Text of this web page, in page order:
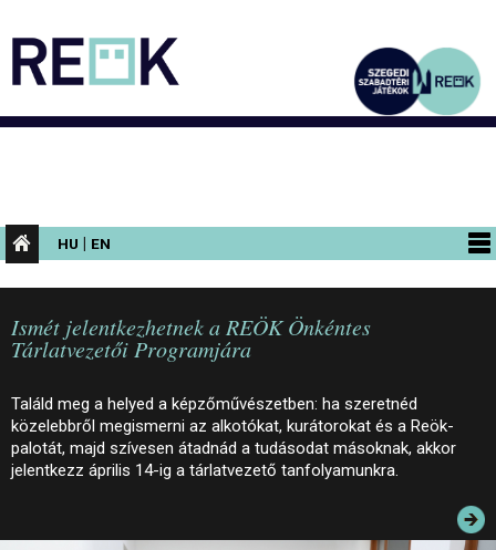
HU | EN
PROGRAMOK
KIÁLLÍTÁSOK
INFORMÁCIÓK
KONFERENCIA
Ismét jelentkezhetnek a REÖK Önkéntes
Tárlatvezetői Programjára
Találd meg a helyed a képzőművészetben: ha szeretnéd
közelebbről megismerni az alkotókat, kurátorokat és a Reök-
palotát, majd szívesen átadnád a tudásodat másoknak, akkor
jelentkezz április 14-ig a tárlatvezető tanfolyamunkra.